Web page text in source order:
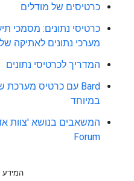
כרטיסים של מודלים
כרטיסי נתונים: מסמכי
מערכי נתונים לאתיקה
המדריך לכרטיסי נתונים
במיוחד
Forum
המידע